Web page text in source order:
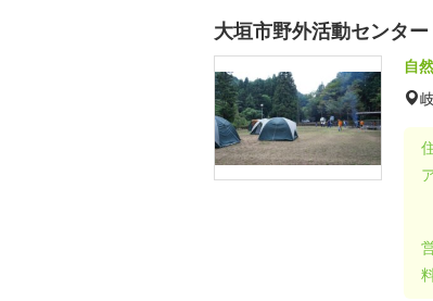
大垣市野外活動センター
自